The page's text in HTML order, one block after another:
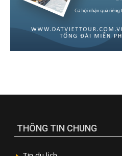
THÔNG TIN CHUNG